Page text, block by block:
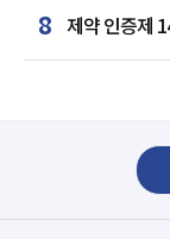
8 제약 인증제